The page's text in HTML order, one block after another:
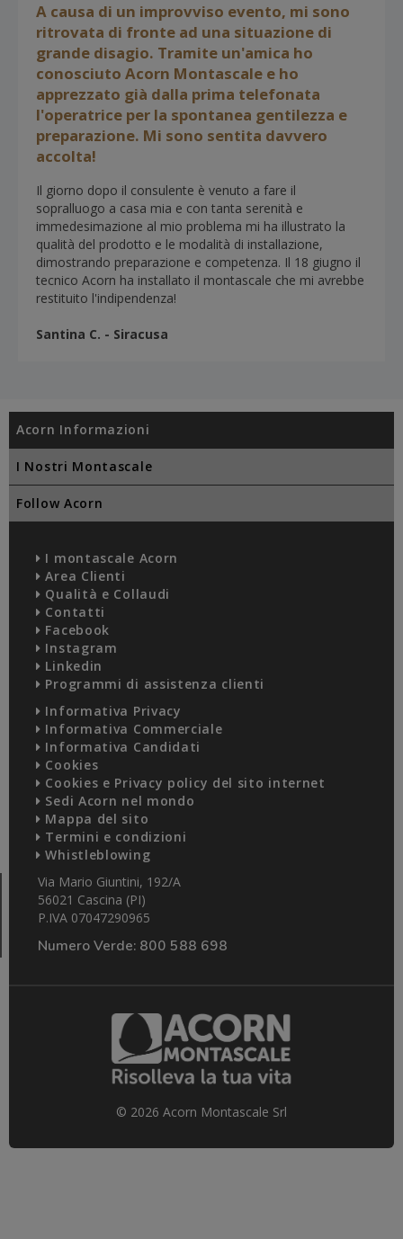
A causa di un improvviso evento, mi sono
ritrovata di fronte ad una situazione di
grande disagio. Tramite un'amica ho
conosciuto Acorn Montascale e ho
apprezzato già dalla prima telefonata
l'operatrice per la spontanea gentilezza e
preparazione. Mi sono sentita davvero
accolta!
Il giorno dopo il consulente è venuto a fare il
sopralluogo a casa mia e con tanta serenità e
immedesimazione al mio problema mi ha illustrato la
qualità del prodotto e le modalità di installazione,
dimostrando preparazione e competenza. Il 18 giugno il
tecnico Acorn ha installato il montascale che mi avrebbe
restituito l'indipendenza!
Santina C. - Siracusa
Acorn Informazioni
I Nostri Montascale
Follow Acorn
I montascale Acorn
Area Clienti
Qualità e Collaudi
Contatti
Facebook
Instagram
Linkedin
Programmi di assistenza clienti
Informativa Privacy
Informativa Commerciale
Informativa Candidati
Cookies
Cookies e Privacy policy del sito internet
Sedi Acorn nel mondo
Mappa del sito
Termini e condizioni
Whistleblowing
Via Mario Giuntini, 192/A
56021 Cascina (PI)
P.IVA 07047290965
Numero Verde: 800 588 698
© 2026 Acorn Montascale Srl